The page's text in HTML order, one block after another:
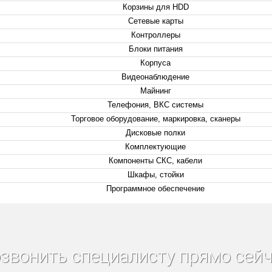
Корзины для HDD
Сетевые карты
Контроллеры
Блоки питания
Корпуса
Видеонаблюдение
Майнинг
Телефония, ВКС системы
Торговое оборудование, маркировка, сканеры
Дисковые полки
Комплектующие
Компоненты СКС, кабели
Шкафы, стойки
Программное обеспечение
специалисту прямо